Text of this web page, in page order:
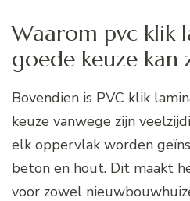
Waarom pvc klik
goede keuze kan
Bovendien is PVC klik
keuze vanwege zijn
elk oppervlak worden
beton en hout. Dit maakt
voor zowel